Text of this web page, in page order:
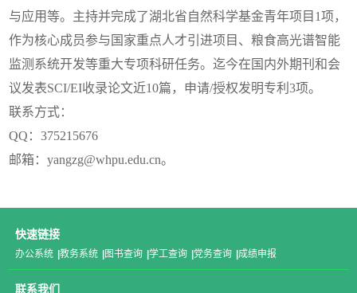
与应用等。主持并完成了湖北省自然科学基金青年项目1项，
作为核心成员参与国家重点人才引进项目、粮食高光谱智能
监测系统开发等重大专项科研任务。迄今在国内外期刊和会
议发表SCI/EI收录论文近10篇，申请/授权发明专利3项。
联系方式：
QQ：375215676
邮箱：yangzg@whpu.edu.cn。
快速链接
办公系统 教务系统 图书查询 学工查询 党务查询 成绩申报
联系我们